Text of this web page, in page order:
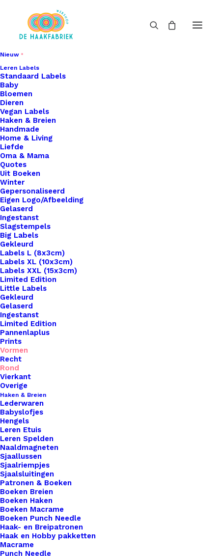
Nieuw
Leren Labels
Standaard Labels
Baby
Bloemen
Dieren
Vegan Labels
Haken & Breien
Handmade
Home & Living
Liefde
Oma & Mama
Quotes
Uit Boeken
Winter
Gepersonaliseerd
Eigen Logo/Afbeelding
Gelaserd
Ingestanst
Slagstempels
Big Labels
Gekleurd
Labels L (8x3cm)
Labels XL (10x3cm)
Labels XXL (15x3cm)
Limited Edition
Little Labels
Gekleurd
Gelaserd
Ingestanst
Limited Edition
Pannenlaplus
Prints
Vormen
Recht
Rond
Vierkant
Overige
Haken & Breien
Lederwaren
Babyslofjes
Hengels
Leren Etuis
Leren Spelden
Naaldmagneten
Sjaallussen
Sjaalriempjes
Sjaalsluitingen
Patronen & Boeken
Boeken Breien
Boeken Haken
Boeken Macrame
Boeken Punch Needle
Haak- en Breipatronen
Haak en Hobby pakketten
Macrame
Punch Needle
Home
Ronde Leren Label 3,5cm Tekst Love You To The
Moon And Back
Ronde Leren Label
3,5cm Tekst Love You
To The Moon And
Back
€2,50
Breng een vleugje persoonlijkheid en
vakmanschap aan je handgemaakte creaties met
onze prachtige leren labels van De Haakfabriek!
Beschikbaar in een verscheidenheid aan vormen,